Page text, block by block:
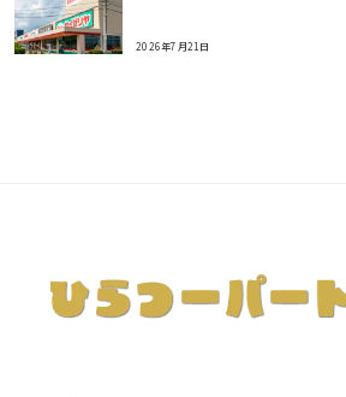
2026年7月21日